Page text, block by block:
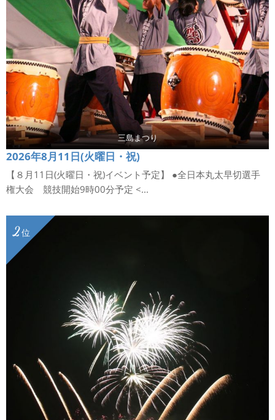
三島まつり
2026年8月11日(火曜日・祝)
【８月11日(火曜日・祝)イベント予定】 ●全日本丸太早切選手
権大会 競技開始9時00分予定 <...
位
2